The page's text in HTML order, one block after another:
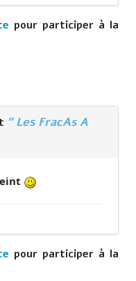
pour participer à la
" Les FracAs A
pour participer à la